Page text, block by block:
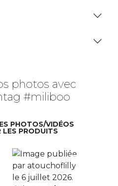
photos avec
#miliboo
PHOTOS/VIDÉOS
LES PRODUITS